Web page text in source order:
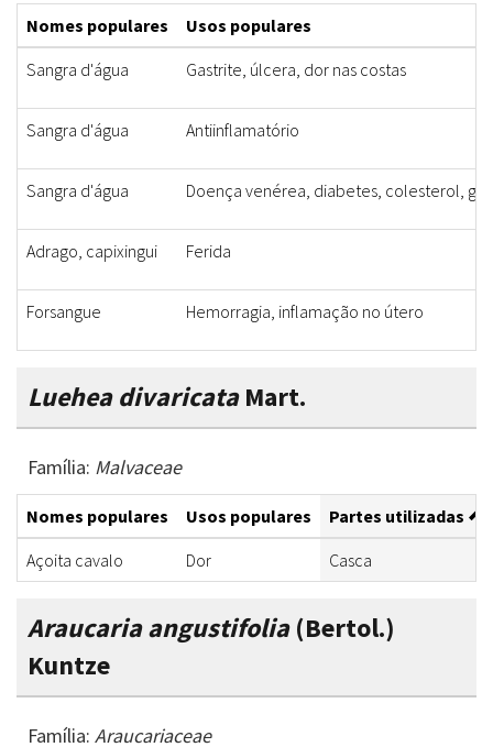
Nomes populares
Usos populares
Sangra d'água
Gastrite, úlcera, dor nas costas
Sangra d'água Antiinflamatório
Sangra d'água Doença venérea, diabetes, colesterol,
Adrago, capixingui Ferida
Forsangue Hemorragia, inflamação no útero
Luehea divaricataMart.
Família: Malvaceae
Nomes populares Usos populares
Partes utilizadas
Açoita cavalo
Dor Casca
Araucaria angustifolia(Bertol.)
Kuntze
Família: Araucariaceae